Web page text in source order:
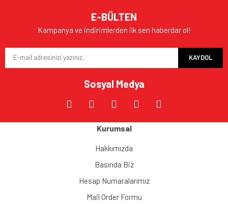
E-BÜLTEN
Kampanya ve indirimlerden ilk sen haberdar ol!
KAYDOL
Sosyal Medya
Kurumsal
Hakkımızda
Basında Biz
Hesap Numaralarımız
Mail Order Formu